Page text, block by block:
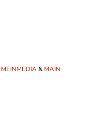
MEINMEDIA & MAIN